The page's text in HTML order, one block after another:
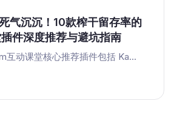
气沉沉！10款榨干留存率的
件深度推荐与避坑指南
互动课堂核心推荐插件包括 Ka...